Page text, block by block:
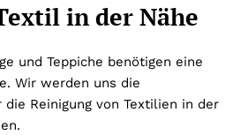
in der Nähe
und Teppiche benötigen eine
Wir werden uns die
Reinigung von Textilien in der